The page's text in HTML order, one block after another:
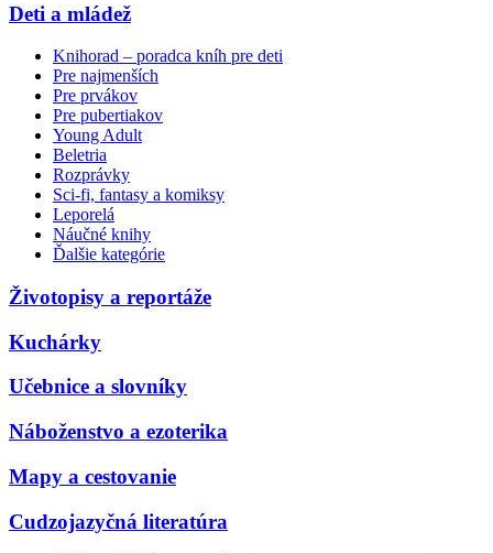
Deti a mládež
Knihorad – poradca kníh pre deti
Pre najmenších
Pre prvákov
Pre pubertiakov
Young Adult
Beletria
Rozprávky
Sci-fi, fantasy a komiksy
Leporelá
Náučné knihy
Ďalšie kategórie
Životopisy a reportáže
Kuchárky
Učebnice a slovníky
Náboženstvo a ezoterika
Mapy a cestovanie
Cudzojazyčná literatúra